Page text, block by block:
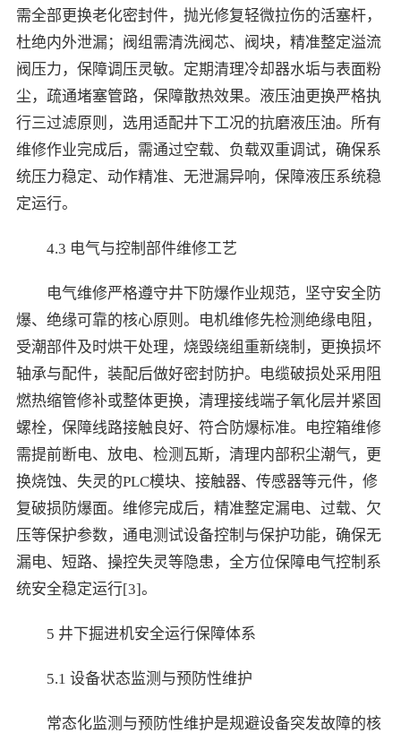
需全部更换老化密封件，抛光修复轻微拉伤的活塞杆，
杜绝内外泄漏；阀组需清洗阀芯、阀块，精准整定溢流
阀压力，保障调压灵敏。定期清理冷却器水垢与表面粉
尘，疏通堵塞管路，保障散热效果。液压油更换严格执
行三过滤原则，选用适配井下工况的抗磨液压油。所有
维修作业完成后，需通过空载、负载双重调试，确保系
统压力稳定、动作精准、无泄漏异响，保障液压系统稳
定运行。
4.3 电气与控制部件维修工艺
电气维修严格遵守井下防爆作业规范，坚守安全防
爆、绝缘可靠的核心原则。电机维修先检测绝缘电阻，
受潮部件及时烘干处理，烧毁绕组重新绕制，更换损坏
轴承与配件，装配后做好密封防护。电缆破损处采用阻
燃热缩管修补或整体更换，清理接线端子氧化层并紧固
螺栓，保障线路接触良好、符合防爆标准。电控箱维修
需提前断电、放电、检测瓦斯，清理内部积尘潮气，更
换烧蚀、失灵的PLC模块、接触器、传感器等元件，修
复破损防爆面。维修完成后，精准整定漏电、过载、欠
压等保护参数，通电测试设备控制与保护功能，确保无
漏电、短路、操控失灵等隐患，全方位保障电气控制系
统安全稳定运行[3]。
5 井下掘进机安全运行保障体系
5.1 设备状态监测与预防性维护
常态化监测与预防性维护是规避设备突发故障的核